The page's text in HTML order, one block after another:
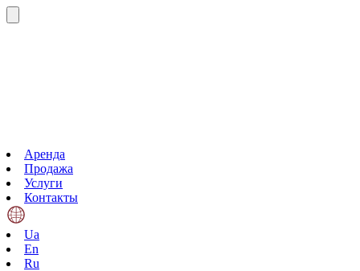
Аренда
Продажа
Услуги
Контакты
Ua
En
Ru